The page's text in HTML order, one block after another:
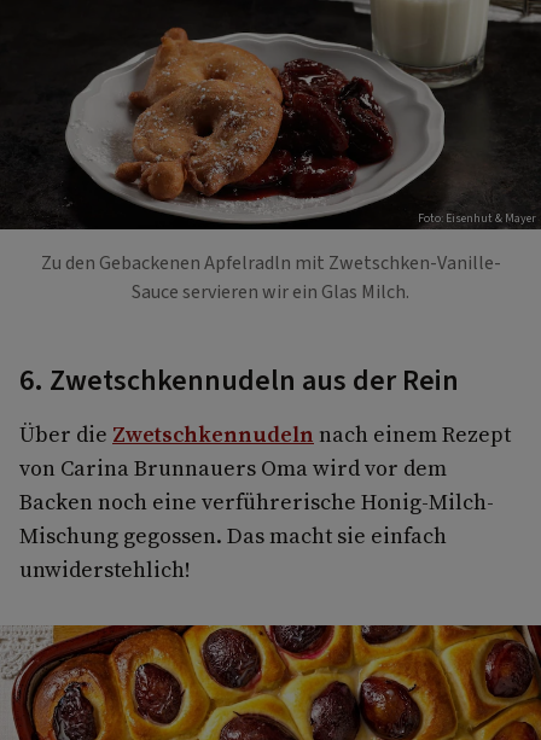
Foto: Eisenhut & Mayer
Zu den Gebackenen Apfelradln mit Zwetschken-Vanille-
Sauce servieren wir ein Glas Milch.
6. Zwetschkennudeln aus der Rein
Über die Zwetschkennudeln nach einem Rezept
von Carina Brunnauers Oma wird vor dem
Backen noch eine verführerische Honig-Milch-
Mischung gegossen. Das macht sie einfach
unwiderstehlich!